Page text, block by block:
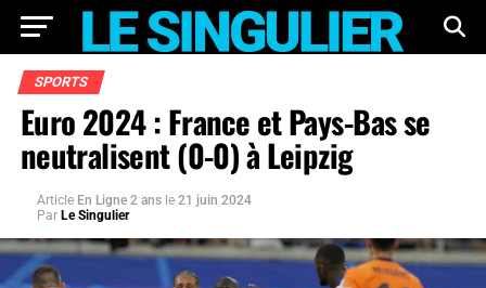
SPORTS
Euro 2024 : France et Pays-Bas se
neutralisent (0-0) à Leipzig
Article En Ligne 2 ans le 21 juin 2024
Par Le Singulier